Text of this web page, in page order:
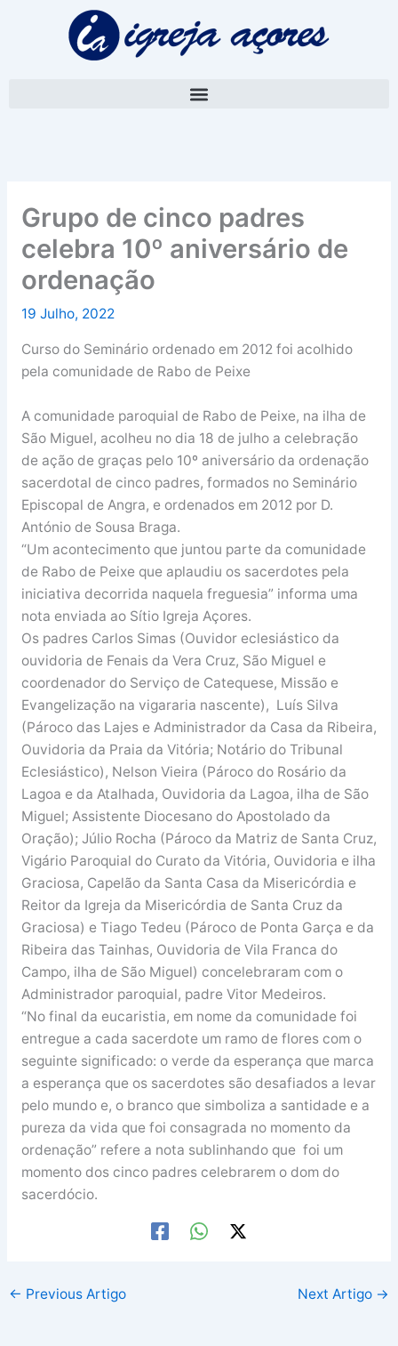
Grupo de cinco padres
celebra 10º aniversário de
ordenação
19 Julho, 2022
Curso do Seminário ordenado em 2012 foi acolhido
pela comunidade de Rabo de Peixe
A comunidade paroquial de Rabo de Peixe, na ilha de
São Miguel, acolheu no dia 18 de julho a celebração
de ação de graças pelo 10º aniversário da ordenação
sacerdotal de cinco padres, formados no Seminário
Episcopal de Angra, e ordenados em 2012 por D.
António de Sousa Braga.
“Um acontecimento que juntou parte da comunidade
de Rabo de Peixe que aplaudiu os sacerdotes pela
iniciativa decorrida naquela freguesia” informa uma
nota enviada ao Sítio Igreja Açores.
Os padres Carlos Simas (Ouvidor eclesiástico da
ouvidoria de Fenais da Vera Cruz, São Miguel e
coordenador do Serviço de Catequese, Missão e
Evangelização na vigararia nascente), Luís Silva
(Pároco das Lajes e Administrador da Casa da Ribeira,
Ouvidoria da Praia da Vitória; Notário do Tribunal
Eclesiástico), Nelson Vieira (Pároco do Rosário da
Lagoa e da Atalhada, Ouvidoria da Lagoa, ilha de São
Miguel; Assistente Diocesano do Apostolado da
Oração); Júlio Rocha (Pároco da Matriz de Santa Cruz,
Vigário Paroquial do Curato da Vitória, Ouvidoria e ilha
Graciosa, Capelão da Santa Casa da Misericórdia e
Reitor da Igreja da Misericórdia de Santa Cruz da
Graciosa) e Tiago Tedeu (Pároco de Ponta Garça e da
Ribeira das Tainhas, Ouvidoria de Vila Franca do
Campo, ilha de São Miguel) concelebraram com o
Administrador paroquial, padre Vitor Medeiros.
“No final da eucaristia, em nome da comunidade foi
entregue a cada sacerdote um ramo de flores com o
seguinte significado: o verde da esperança que marca
a esperança que os sacerdotes são desafiados a levar
pelo mundo e, o branco que simboliza a santidade e a
pureza da vida que foi consagrada no momento da
ordenação” refere a nota sublinhando que foi um
momento dos cinco padres celebrarem o dom do
sacerdócio.
← Previous Artigo Next Artigo →